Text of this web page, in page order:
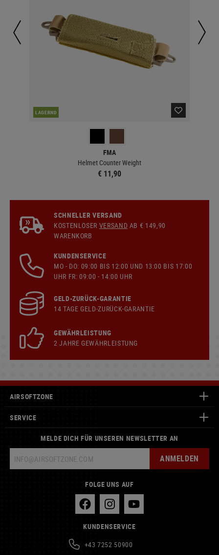
LAGERND
FMA
Helmet Counter Weight
€ 11,90
SCHNELLER VERSAND
KOSTENLOSER VERSAND AB € 149,90
WARENKORB
KUNDENSERVICE
MO - DO: 09:00 BIS 12:00 UND 13:00 BIS 17:00
UHR FR: 09:00 - 14:00 UHR
GELD-ZURÜCK-GARANTIE
14 TAGE GELD-ZURÜCK-GARANTIE
GEWÄHRLEISTUNG
2 JAHRE GEWÄHRLEISTUNG
AIRSOFTZONE
SERVICE
MELDE DICH FÜR UNSEREN NEWSLETTER AN
ANMELDEN
FOLGE UNS AUF
KUNDENSERVICE
+43 7252 50900